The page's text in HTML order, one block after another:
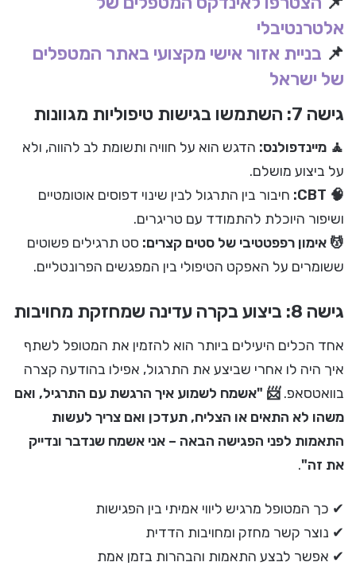
אלטרנטיבלי
📌 בניית אזור אישי מקצועי באתר המטפלים
של ישראל
גישה 7: השתמשו בגישות טיפוליות מגוונות
🧘 מיינדפולנס: הדגש הוא על חוויה ותשומת לב להווה, ולא
על ביצוע מושלם.
🧠 CBT:
חיבור בין התרגול לבין שינוי דפוסים אוטומטיים
ושיפור היוכלת להתמודד עם טריגרים.
💆 אימון רפפטטיבי של סטים קצרים: סט תרגילים פשוטים
ששומרים על האפקט הטיפולי בין המפגשים הפרונטליים.
גישה 8: ביצוע בקרה עדינה שמחזקת מחויבות
אחד הכלים היעילים ביותר הוא להזמין את המטופל לשתף
איך היה לו אחרי שביצע את התרגול, אפילו בהודעה קצרה
בוואטסאפ.📨 "אשמח לשמוע איך הרגשת עם התרגיל, ואם
משהו לא התאים או הצליח, תעדכן ואם צריך לעשות
התאמות לפני הפגישה הבאה – אני אשמח שנדבר ונדייק
את זה".
✔ כך המטופל מרגיש ליווי אמיתי בין הפגישות
✔ נוצר קשר מחזק ומחויבות הדדית
✔ אפשר לבצע התאמות והבהרות בזמן אמת